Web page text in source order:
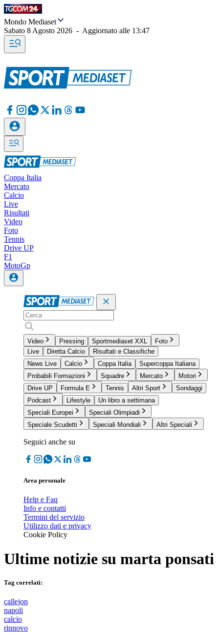
Mondo Mediaset
Sabato 8 Agosto 2026 - Aggiornato alle 13:47
Coppa Italia
Mercato
Calcio
Live
Risultati
Video
Foto
Tennis
Drive UP
F1
MotoGp
Video Pressing Sportmediaset XXL
Foto
Live
Diretta Calcio
Risultati e Classifiche
News Live
Calcio Coppa Italia
Supercoppa Italiana
Probabili Formazioni
Squadre Mercato
Motori
Drive UP
Formula E Tennis Altri Sport
Sondaggi
Podcast
Lifestyle
Un libro a settimana
Speciali Europei
Speciali Olimpiadi
Speciale Scudetti
Speciali Mondiali Altri Speciali
Seguici anche su
Area personale
Help e Faq
Info e contatti
Termini del servizio
Utilizzo dati e privacy
Cookie Policy
Ultime notizie su marta ponsati
Tag correlati:
callejon
napoli
calcio
rinnovo